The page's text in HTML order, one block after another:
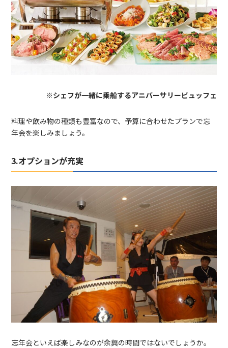
※シェフが一緒に乗船するアニバーサリービュッフェ
料理や飲み物の種類も豊富なので、予算に合わせたプランで忘
年会を楽しみましょう。
3.オプションが充実
忘年会といえば楽しみなのが余興の時間ではないでしょうか。